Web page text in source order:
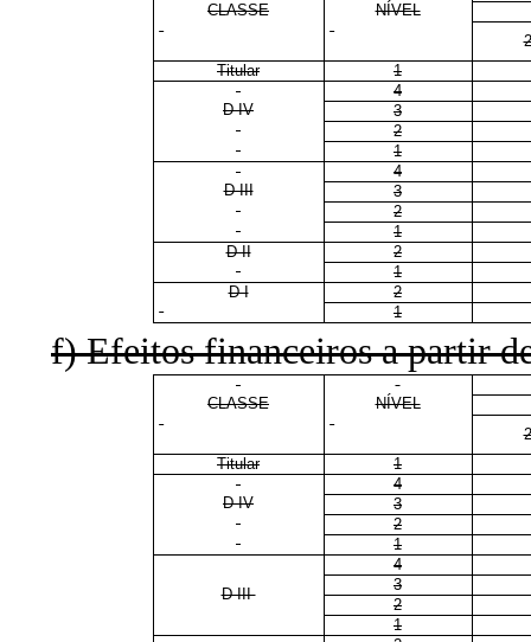
CLASSE
NÍVEL
Titular
1
4
D IV
3
2
1
4
D III
3
2
1
D II
2
1
D I
2
1
f) Efeitos financeiros a partir
CLASSE
NÍVEL
Titular
1
4
D IV
3
2
1
D III
4
3
2
1